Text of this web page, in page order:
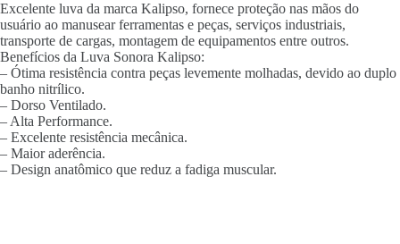
Excelente luva da marca Kalipso, fornece proteção nas mãos do
usuário ao manusear ferramentas e peças, serviços industriais,
transporte de cargas, montagem de equipamentos entre outros.
Benefícios da Luva Sonora Kalipso:
– Ótima resistência contra peças levemente molhadas, devido ao duplo
banho nitrílico.
– Dorso Ventilado.
– Alta Performance.
– Excelente resistência mecânica.
– Maior aderência.
– Design anatômico que reduz a fadiga muscular.